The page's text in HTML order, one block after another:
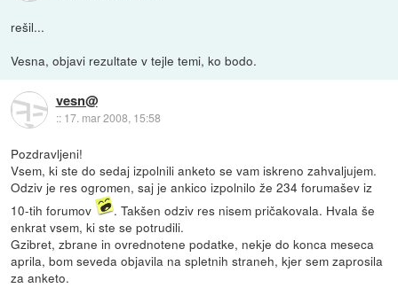
rešil...
Vesna, objavi rezultate v tejle temi, ko bodo.
vesn@
:: 17. mar 2008, 15:58
Pozdravljeni!
Vsem, ki ste do sedaj izpolnili anketo se vam iskreno zahvaljujem.
Odziv je res ogromen, saj je ankico izpolnilo že 234 forumašev iz
10-tih forumov
. Takšen odziv res nisem pričakovala. Hvala še
enkrat vsem, ki ste se potrudili.
Gzibret, zbrane in ovrednotene podatke, nekje do konca meseca
aprila, bom seveda objavila na spletnih straneh, kjer sem zaprosila
za anketo.